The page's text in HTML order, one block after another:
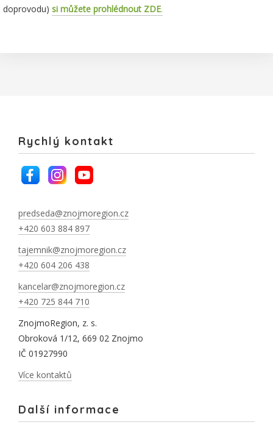
doprovodu) si můžete prohlédnout ZDE.
Rychlý kontakt
predseda@znojmoregion.cz
+420 603 884 897
tajemnik@znojmoregion.cz
+420 604 206 438
kancelar@znojmoregion.cz
+420 725 844 710
ZnojmoRegion, z. s.
Obroková 1/12, 669 02 Znojmo
IČ 01927990
Více kontaktů
Další informace